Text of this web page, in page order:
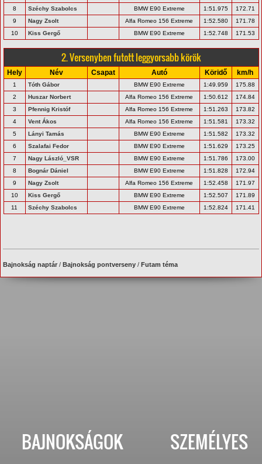
8
Széchy Szabolcs BMW E90 Extreme 1:51.975
172.71
9
Nagy Zsolt Alfa Romeo 156 Extreme 1:52.580
171.78
10
Kiss Gergő BMW E90 Extreme 1:52.748 171.53
2. Versenyben futott leggyorsabb körök
Hely Név Csapat Autó Köridő km/h
1 Tóth Gábor BMW E90 Extreme 1:49.959
175.88
2
Huszar Norbert Alfa Romeo 156 Extreme 1:50.612
174.84
3
Pfennig Kristóf Alfa Romeo 156 Extreme 1:51.263
173.82
4
Vent Ákos Alfa Romeo 156 Extreme 1:51.581
173.32
5
Lányi Tamás BMW E90 Extreme 1:51.582
173.32
6
Szalafai Fedor BMW E90 Extreme 1:51.629
173.25
7
Nagy László_VSR BMW E90 Extreme 1:51.786
173.00
8
Bognár Dániel BMW E90 Extreme 1:51.828
172.94
9
Nagy Zsolt Alfa Romeo 156 Extreme 1:52.458
171.97
10
Kiss Gergő BMW E90 Extreme 1:52.507
171.89
11
Széchy Szabolcs BMW E90 Extreme 1:52.824 171.41
Bajnokság naptár /Bajnokság pontverseny /Futam téma
BAJNOKSÁGOK SZEMÉLYES